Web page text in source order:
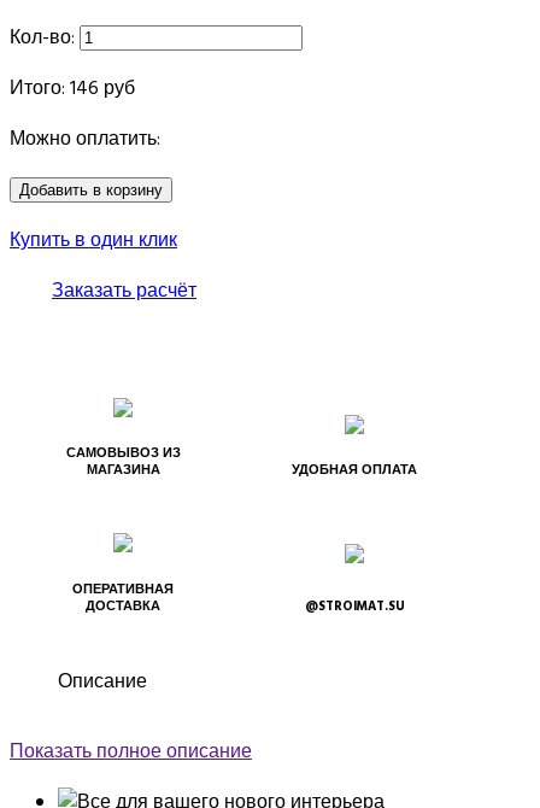
Кол-во:
Итого:146 руб
Можно оплатить:
Купить в один клик
Заказать расчёт
САМОВЫВОЗ ИЗ
МАГАЗИНА
УДОБНАЯ ОПЛАТА
ОПЕРАТИВНАЯ
ДОСТАВКА
@STROIMAT.SU
Описание
Показать полное описание